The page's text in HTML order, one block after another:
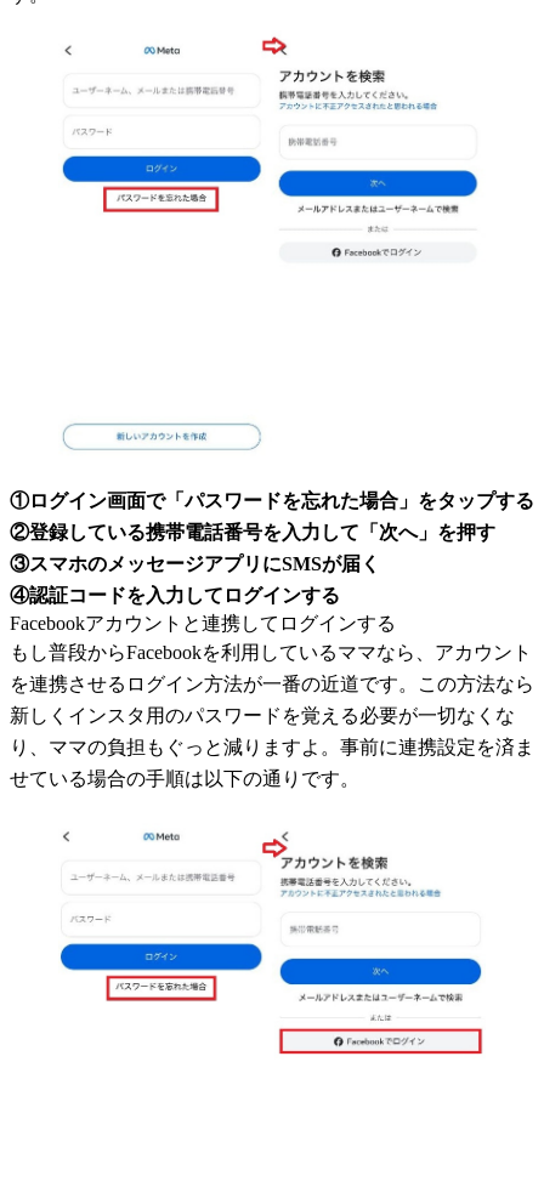
①ログイン画面で「パスワードを忘れた場合」をタップする
②登録している携帯電話番号を入力して「次へ」を押す
③スマホのメッセージアプリにSMSが届く
④認証コードを入力してログインする
Facebookアカウントと連携してログインする
もし普段からFacebookを利用しているママなら、アカウント
を連携させるログイン方法が一番の近道です。この方法なら
新しくインスタ用のパスワードを覚える必要が一切なくな
り、ママの負担もぐっと減りますよ。事前に連携設定を済ま
せている場合の手順は以下の通りです。